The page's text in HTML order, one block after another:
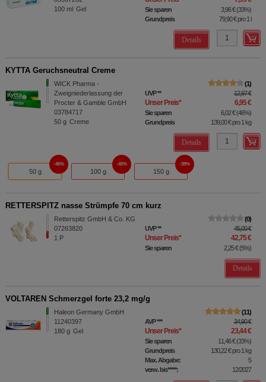
100 ml Gel Sie sparen 3,96 €(33%)
Grundpreis
79,90 €pro 1 l
Details
KYTTA Geruchsneutral Creme
WICK Pharma -
Zweigniederlassung der
Procter & Gamble GmbH
03784717
50 g Creme
1
UVP** 12,97 €
Unser Preis* 6,95 €
Sie sparen 6,02 €(46%)
Grundpreis
139,00 €pro 1 kg
Details
50 g
46%
100 g
40%
150 g
38%
RETTERSPITZ nasse Strümpfe 70 cm kurz
Retterspitz GmbH & Co. KG
07263820
1 P
0
UVP** 45,00 €
Unser Preis* 42,75 €
Sie sparen 2,25 €(5%)
Details
VOLTAREN Schmerzgel forte 23,2 mg/g
Haleon Germany GmbH
11240397
180 g Gel
11
AVP*** 34,90 €
Unser Preis* 23,44 €
Sie sparen 11,46 €(33%)
Grundpreis
130,22 €pro 1 kg
Max. Abgabe:
5
verw. bis*****:
12/2027